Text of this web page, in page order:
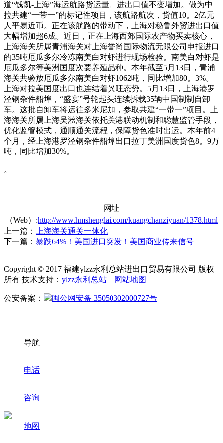
道“钱凯-上海”海运航路货运量、进出口值不变增加。做为中
拉共建“一带一”的标记性项目，该航路航次，货值10。2亿元
人平易近币。正在该航路的带动下，上海对秘鲁外贸进出口值
大幅增加超6成。近日，正在上海西郊国际农产物买卖核心，
上海海关所属青浦海关对上海誉尚国际物流无限公司申报进口
的35吨厄瓜多尔冷冻南美白对虾进行现场检验。南美白对虾是
厄瓜多尔等美洲国度次要养殖品种。本年截至5月13日，青浦
海关共验放厄瓜多尔南美白对虾1062吨，同比增加80。3%。
上海对拉美国度出口也连结着兴旺态势。5月13日，上海港罗
泾钢杂件船埠，“盛宴”号轮起头连续拆载35辆中国制制自卸
车。这批自卸车将运往多米尼加，参取共建“一带一”项目。上
海海关所属上海吴淞海关依托关港联动机制和聪慧监管手段，
优化监管模式，通顺通关流程，保障货色准时出运。本年前4
个月，经上海港罗泾钢杂件船埠出口拉丁美洲国度货色8。9万
吨，同比增加30%。
。
网址
（Web）:http://www.hmshenglai.com/kuangchanziyuan/1378.html
上一篇：
上海海关通关一体化
下一篇： 暴跌64%！美国进口突发！美国商业传来信号
Copyright © 2017 福建ylzz永利总站进出口贸易有限公司 版权
所有 技术支持： ylzz永利总站 网站地图
公安备案： 闽公网安备 35050302000727号
导航
电话
咨询
地图